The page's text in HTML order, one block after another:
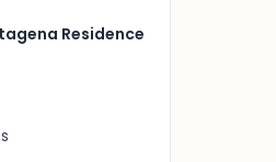
Residence